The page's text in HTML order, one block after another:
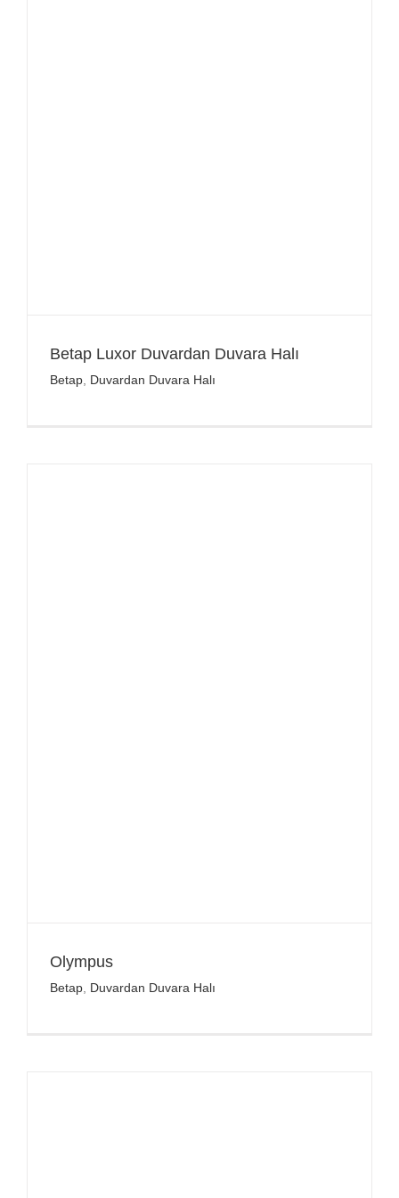
Betap Luxor Duvardan Duvara Halı
Betap Duvardan Duvara Halı
Olympus
Betap, Duvardan Duvara Halı